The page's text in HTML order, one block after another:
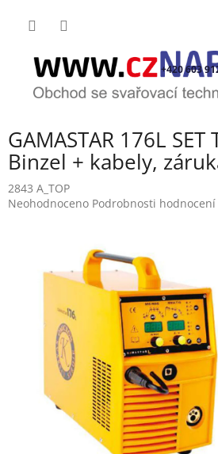
+420 603
GAMASTAR 176L
Binzel + kabely,
2843 A_TOP
Průměrné
hvězdiček.
Neohodnoceno Podrobnosti hodnocení